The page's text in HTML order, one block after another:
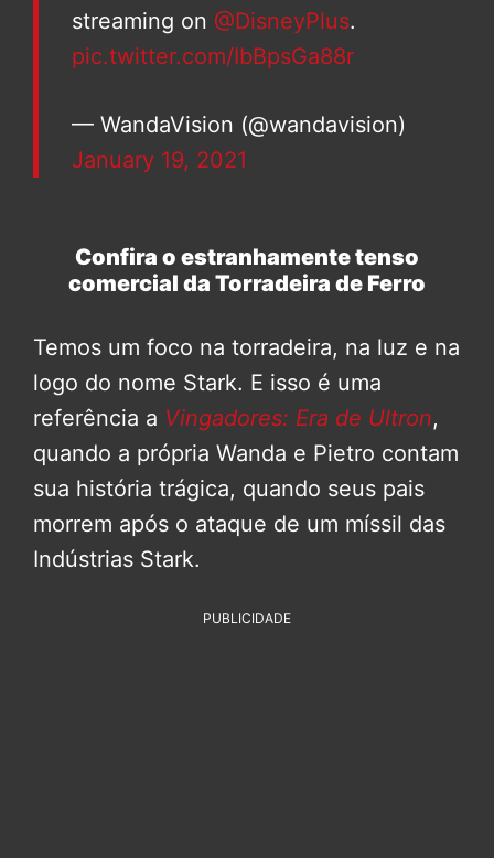
streaming on @DisneyPlus.
pic.twitter.com/IbBpsGa88r
— WandaVision (@wandavision)
January 19, 2021
Confira o estranhamente tenso
comercial da Torradeira de Ferro
Temos um foco na torradeira, na luz e na
logo do nome Stark. E isso é uma
referência a Vingadores: Era de Ultron,
quando a própria Wanda e Pietro contam
sua história trágica, quando seus pais
morrem após o ataque de um míssil das
Indústrias Stark.
PUBLICIDADE